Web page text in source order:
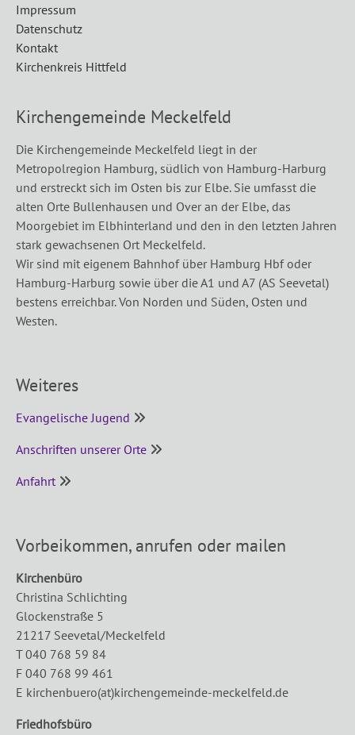
Impressum
Datenschutz
Kontakt
Kirchenkreis Hittfeld
Kirchengemeinde Meckelfeld
Die Kirchengemeinde Meckelfeld liegt in der
Metropolregion Hamburg, südlich von Hamburg-Harburg
und erstreckt sich im Osten bis zur Elbe. Sie umfasst die
alten Orte Bullenhausen und Over an der Elbe, das
Moorgebiet im Elbhinterland und den in den letzten Jahren
stark gewachsenen Ort Meckelfeld.
Wir sind mit eigenem Bahnhof über Hamburg Hbf oder
Hamburg-Harburg sowie über die A1 und A7 (AS Seevetal)
bestens erreichbar. Von Norden und Süden, Osten und
Westen.
Weiteres
Evangelische Jugend
Anschriften unserer Orte
Anfahrt
Vorbeikommen, anrufen oder mailen
Kirchenbüro
Christina Schlichting
Glockenstraße 5
21217 Seevetal/Meckelfeld
T 040 768 59 84
F 040 768 99 461
E kirchenbuero(at)kirchengemeinde-meckelfeld.de
Friedhofsbüro